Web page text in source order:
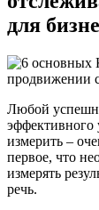
для
Любой
эффективного
измерить –
первое, что
измерять
речь.